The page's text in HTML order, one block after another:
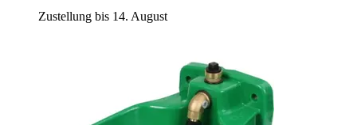
Zustellung bis 14. August